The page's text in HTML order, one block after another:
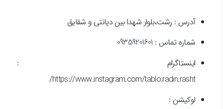
آدرس : رشت،بلوار شهدا بین دیانتی و شقایق
شماره تماس : 09359201601
اینستاگرام :
https://www.instagram.com/tablo.radin.rasht/
لوکیشن :